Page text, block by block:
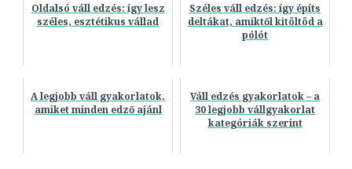
Oldalsó váll edzés: így lesz
széles, esztétikus vállad
Széles váll edzés: így építs
deltákat, amiktől kitöltöd a
pólót
A legjobb váll gyakorlatok,
amiket minden edző ajánl
Váll edzés gyakorlatok – a
30 legjobb vállgyakorlat
kategóriák szerint